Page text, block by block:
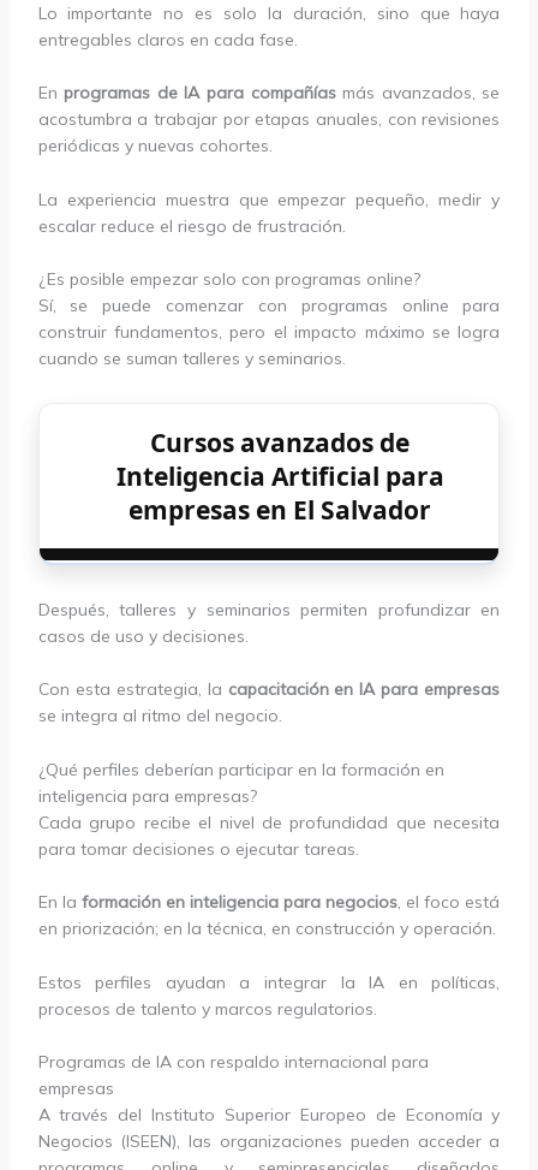
Lo importante no es solo la duración, sino que haya
entregables claros en cada fase.
Enprogramas de IA para compañíasmás avanzados, se
acostumbra a trabajar por etapas anuales, con revisiones
periódicas y nuevas cohortes.
La experiencia muestra que empezar pequeño, medir y
escalar reduce el riesgo de frustración.
¿Es posible empezar solo con programas online?
Sí, se puede comenzar con programas online para
construir fundamentos, pero el impacto máximo se logra
cuando se suman talleres y seminarios.
Cursos avanzados de
Inteligencia Artificial para
empresas en El Salvador
Después, talleres y seminarios permiten profundizar en
casos de uso y decisiones.
Con esta estrategia, la capacitación en IA para empresas
se integra al ritmo del negocio.
¿Qué perfiles deberían participar en la formación en
inteligencia para empresas?
Cada grupo recibe el nivel de profundidad que necesita
para tomar decisiones o ejecutar tareas.
En la formación en inteligencia para negocios, el foco está
en priorización; en la técnica, en construcción y operación.
Estos perfiles ayudan a integrar la IA en políticas,
procesos de talento y marcos regulatorios.
Programas de IA con respaldo internacional para
empresas
A través del Instituto Superior Europeo de Economía y
Negocios (ISEEN), las organizaciones pueden acceder a